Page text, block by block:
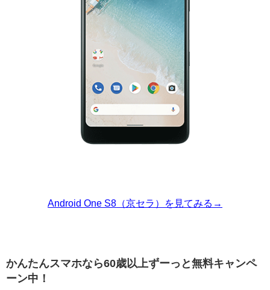
Android One S8（京セラ）を見てみる→
かんたんスマホなら60歳以上ずーっと無料キャンペ
ーン中！